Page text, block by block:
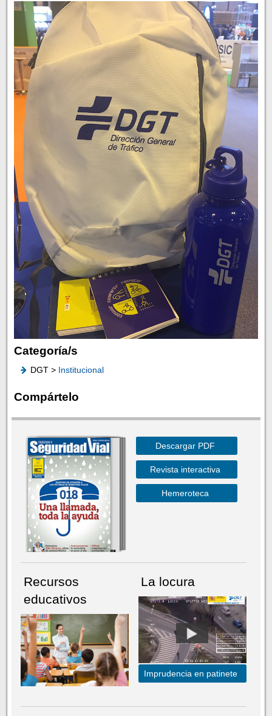
Categoría/s
DGT > Institucional
Compártelo
Descargar PDF
Revista interactiva
Hemeroteca
Recursos
educativos
La locura
Imprudencia en patinete